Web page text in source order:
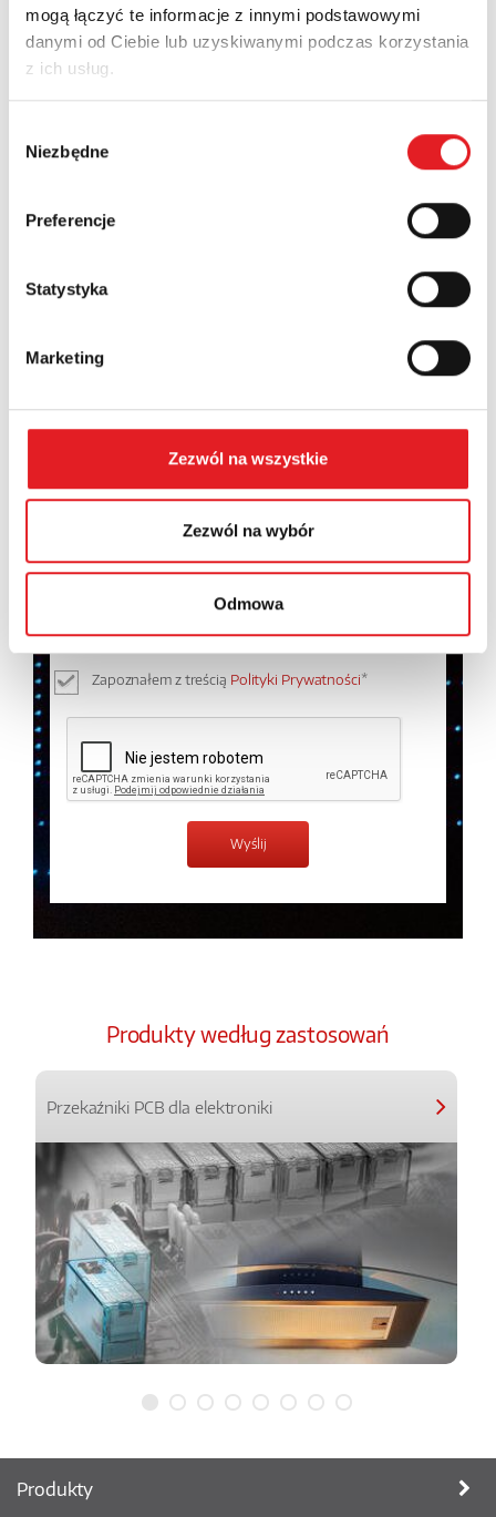
mogą łączyć te informacje z innymi podstawowymi
danymi od Ciebie lub uzyskiwanymi podczas korzystania
z ich usług.
zgody
Niezbędne
Preferencje
Statystyka
Marketing
Zezwól na wszystkie
Zezwól na wybór
Odmowa
Adres e-mail: *
Numer telefonu:
Wyrażam zgodę na przetwarzanie moich danych
temat przetwarzania danych osobowych w
prywatności.*
Zapoznałem z treścią Polityki Prywatności*
Produkty według zastosowań
Przekaźniki PCB dla elektroniki
Produkty